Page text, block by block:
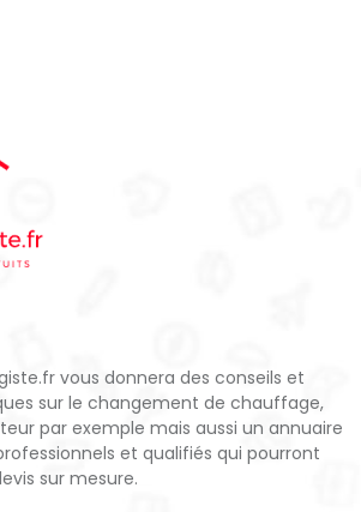
vous donnera des conseils et
sur le changement de chauffage,
par exemple mais aussi un annuaire
et qualifiés qui pourront
sur mesure.